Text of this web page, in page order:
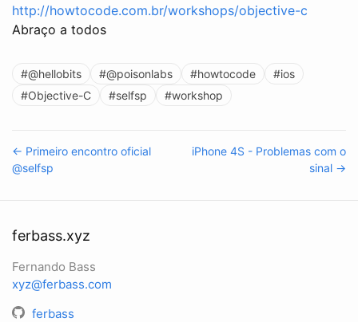
http://howtocode.com.br/workshops/objective-c
Abraço a todos
#@hellobits #@poisonlabs #howtocode
#ios
#Objective-C
#selfsp #workshop
← Primeiro encontro oficial
@selfsp
iPhone 4S - Problemas com o
sinal →
ferbass.xyz
Fernando Bass
xyz@ferbass.com
ferbass